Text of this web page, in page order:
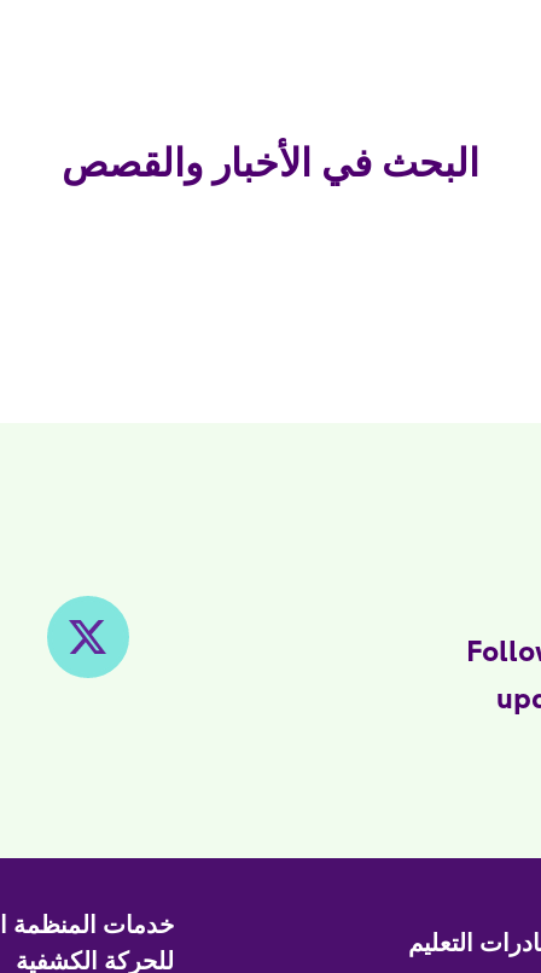
البحث في الأخبار والقصص
التعليم
خدمات المنظمة
للحركة الكشفية